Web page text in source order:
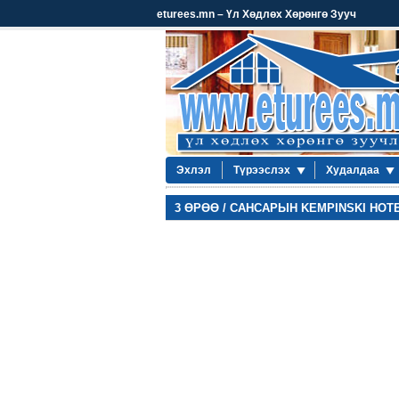
eturees.mn – Үл Хөдлөх Хөрөнгө Зууч
Эхлэл Түрээслэх Худалдаа
3 ӨРӨӨ / САНСАРЫН KEMPINSKI